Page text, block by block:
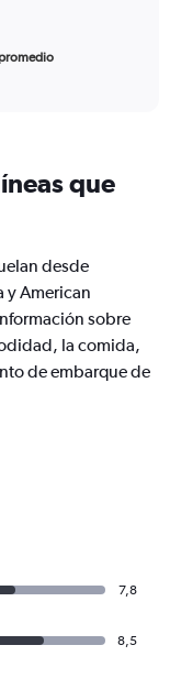
que
desde
y American
sobre
la comida,
de embarque de
7,8
8,5